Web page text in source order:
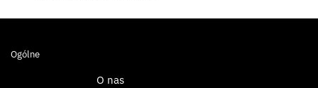
Ogólne
O nas